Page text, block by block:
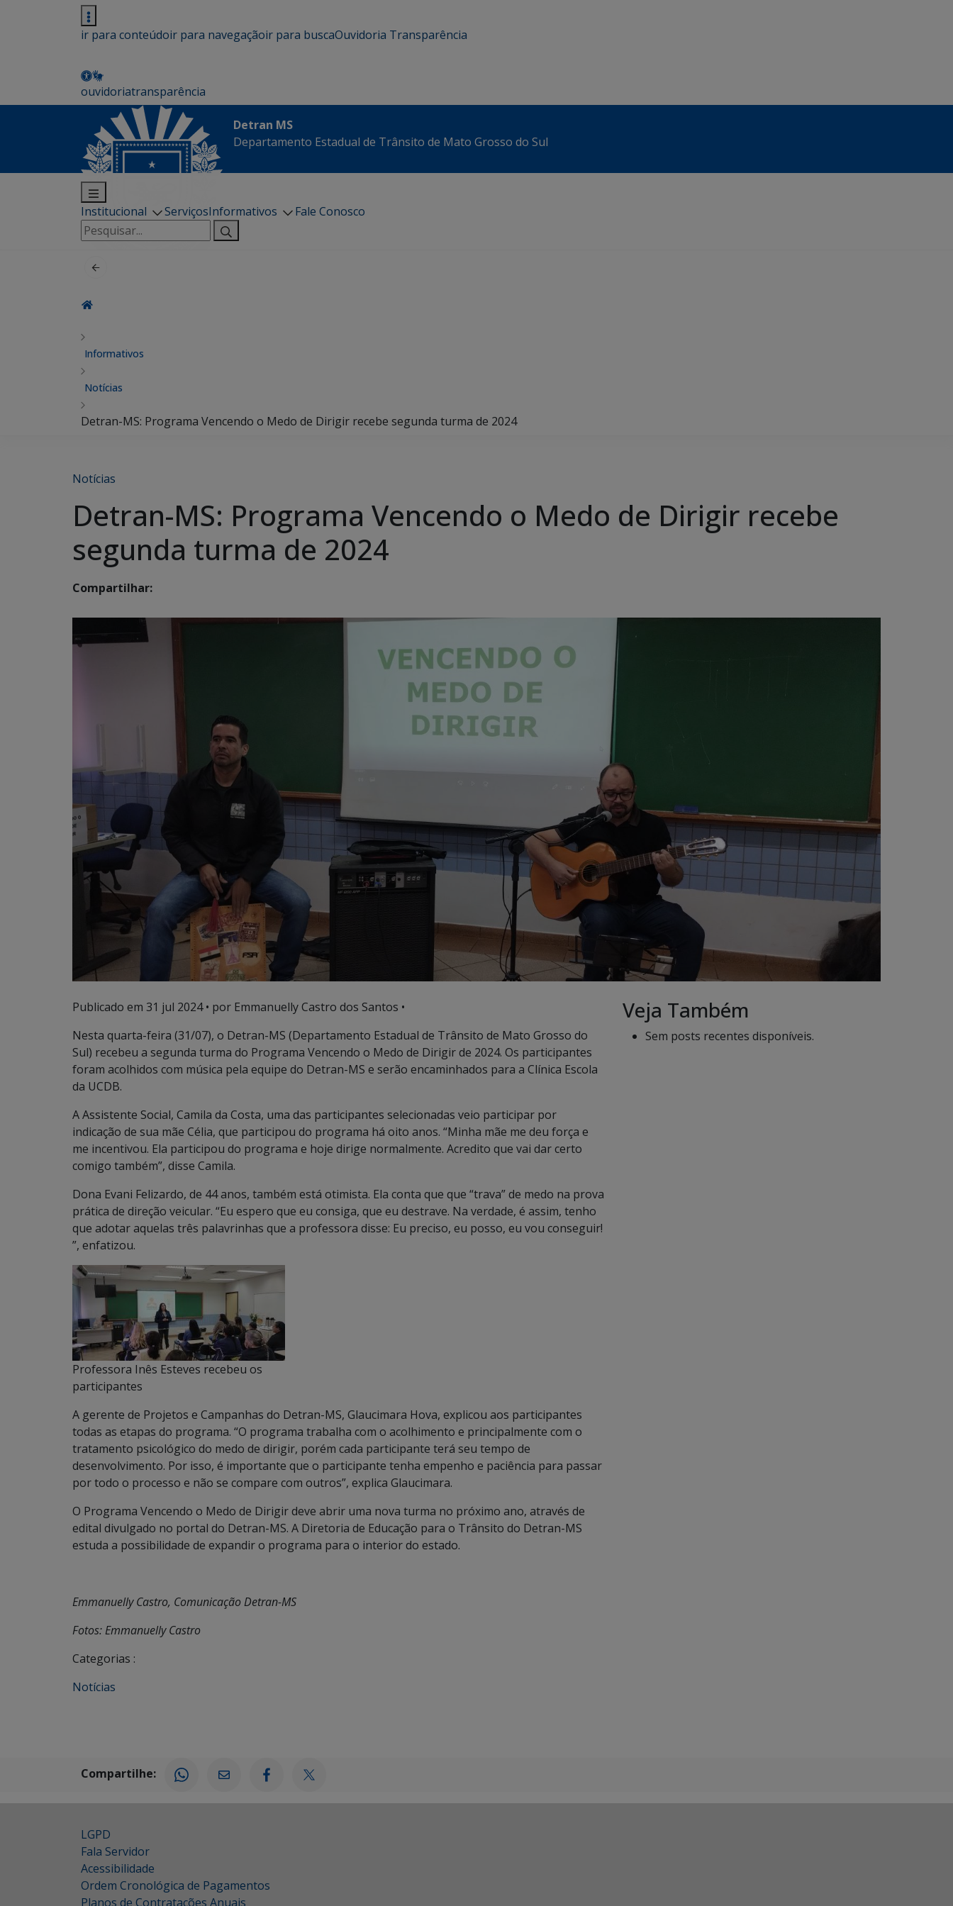
ir para conteúdoir para navegaçãoir para buscaOuvidoria Transparência
ouvidoriatransparência
Detran MS
Departamento Estadual de Trânsito de Mato Grosso do Sul
Institucional ServiçosInformativos
Fale Conosco
Pesquisar
por:
Informativos
Notícias
Detran-MS: Programa Vencendo o Medo de Dirigir recebe segunda turma de 2024
Notícias
Detran-MS: Programa Vencendo o Medo de Dirigir recebe
segunda turma de 2024
Compartilhar:
Publicado em 31 jul 2024• por Emmanuelly Castro dos Santos •
Nesta quarta-feira (31/07), o Detran-MS (Departamento Estadual de Trânsito de Mato Grosso do
Sul) recebeu a segunda turma do Programa Vencendo o Medo de Dirigir de 2024. Os participantes
foram acolhidos com música pela equipe do Detran-MS e serão encaminhados para a Clínica Escola
da UCDB.
A Assistente Social, Camila da Costa, uma das participantes selecionadas veio participar por
indicação de sua mãe Célia, que participou do programa há oito anos. “Minha mãe me deu força e
me incentivou. Ela participou do programa e hoje dirige normalmente. Acredito que vai dar certo
comigo também”, disse Camila.
Dona Evani Felizardo, de 44 anos, também está otimista. Ela conta que que “trava” de medo na prova
prática de direção veicular. “Eu espero que eu consiga, que eu destrave. Na verdade, é assim, tenho
que adotar aquelas três palavrinhas que a professora disse: Eu preciso, eu posso, eu vou conseguir!
”, enfatizou.
Professora Inês Esteves recebeu os
participantes
A gerente de Projetos e Campanhas do Detran-MS, Glaucimara Hova, explicou aos participantes
todas as etapas do programa. “O programa trabalha com o acolhimento e principalmente com o
tratamento psicológico do medo de dirigir, porém cada participante terá seu tempo de
desenvolvimento. Por isso, é importante que o participante tenha empenho e paciência para passar
por todo o processo e não se compare com outros”, explica Glaucimara.
O Programa Vencendo o Medo de Dirigir deve abrir uma nova turma no próximo ano, através de
edital divulgado no portal do Detran-MS. A Diretoria de Educação para o Trânsito do Detran-MS
estuda a possibilidade de expandir o programa para o interior do estado.
Emmanuelly Castro, Comunicação Detran-MS
Fotos: Emmanuelly Castro
Categorias :
Notícias
Veja Também
Sem posts recentes disponíveis.
Compartilhe:
LGPD
Fala Servidor
Acessibilidade
Ordem Cronológica de Pagamentos
Planos de Contratações Anuais